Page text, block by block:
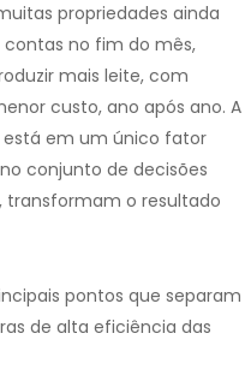
propriedades ainda
no fim do mês,
mais leite, com
custo, ano após ano. A
em um único fator
conjunto de decisões
transformam o resultado
pontos que separam
de alta eficiência das